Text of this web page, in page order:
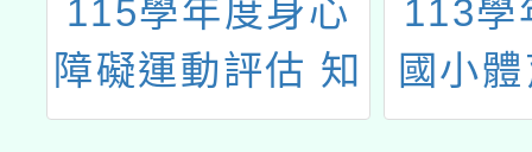
年度身心
動評估 知
研習
113學年度溪
國小體育發表
小志工招募